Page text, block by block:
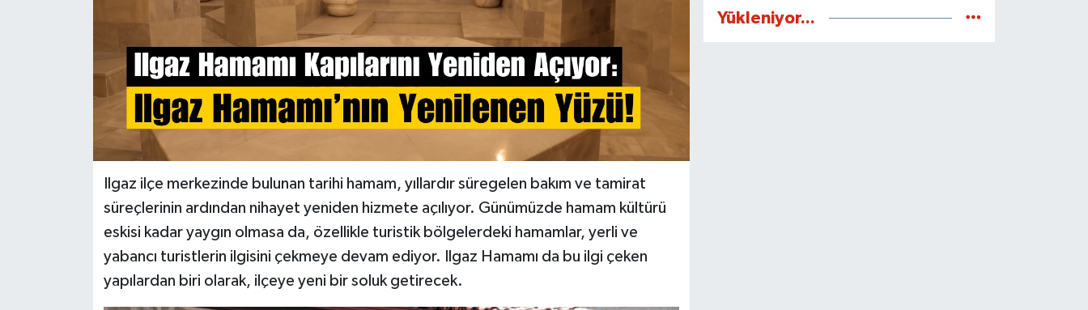
Ilgaz ilçe merkezinde bulunan tarihi hamam, yıllardır süregelen bakım ve tamirat
süreçlerinin ardından nihayet yeniden hizmete açılıyor. Günümüzde hamam kültürü
eskisi kadar yaygın olmasa da, özellikle turistik bölgelerdeki hamamlar, yerli ve
yabancı turistlerin ilgisini çekmeye devam ediyor. Ilgaz Hamamı da bu ilgi çeken
yapılardan biri olarak, ilçeye yeni bir soluk getirecek.
Yükleniyor...
TEKNOLOJİ